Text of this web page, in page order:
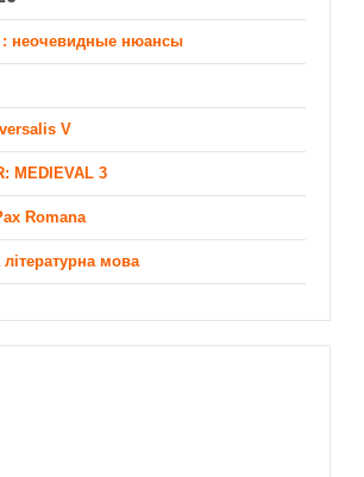
: неочевидные нюансы
V
MEDIEVAL 3
Romana
літературна мова